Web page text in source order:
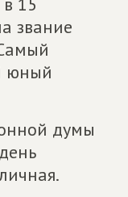
звание
юный
думы